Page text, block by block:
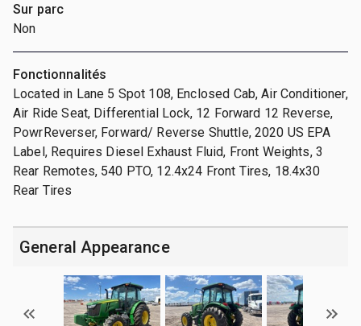
Sur parc
Non
Fonctionnalités
Located in Lane 5 Spot 108, Enclosed Cab, Air Conditioner,
Air Ride Seat, Differential Lock, 12 Forward 12 Reverse,
PowrReverser, Forward/ Reverse Shuttle, 2020 US EPA
Label, Requires Diesel Exhaust Fluid, Front Weights, 3
Rear Remotes, 540 PTO, 12.4x24 Front Tires, 18.4x30
Rear Tires
General Appearance